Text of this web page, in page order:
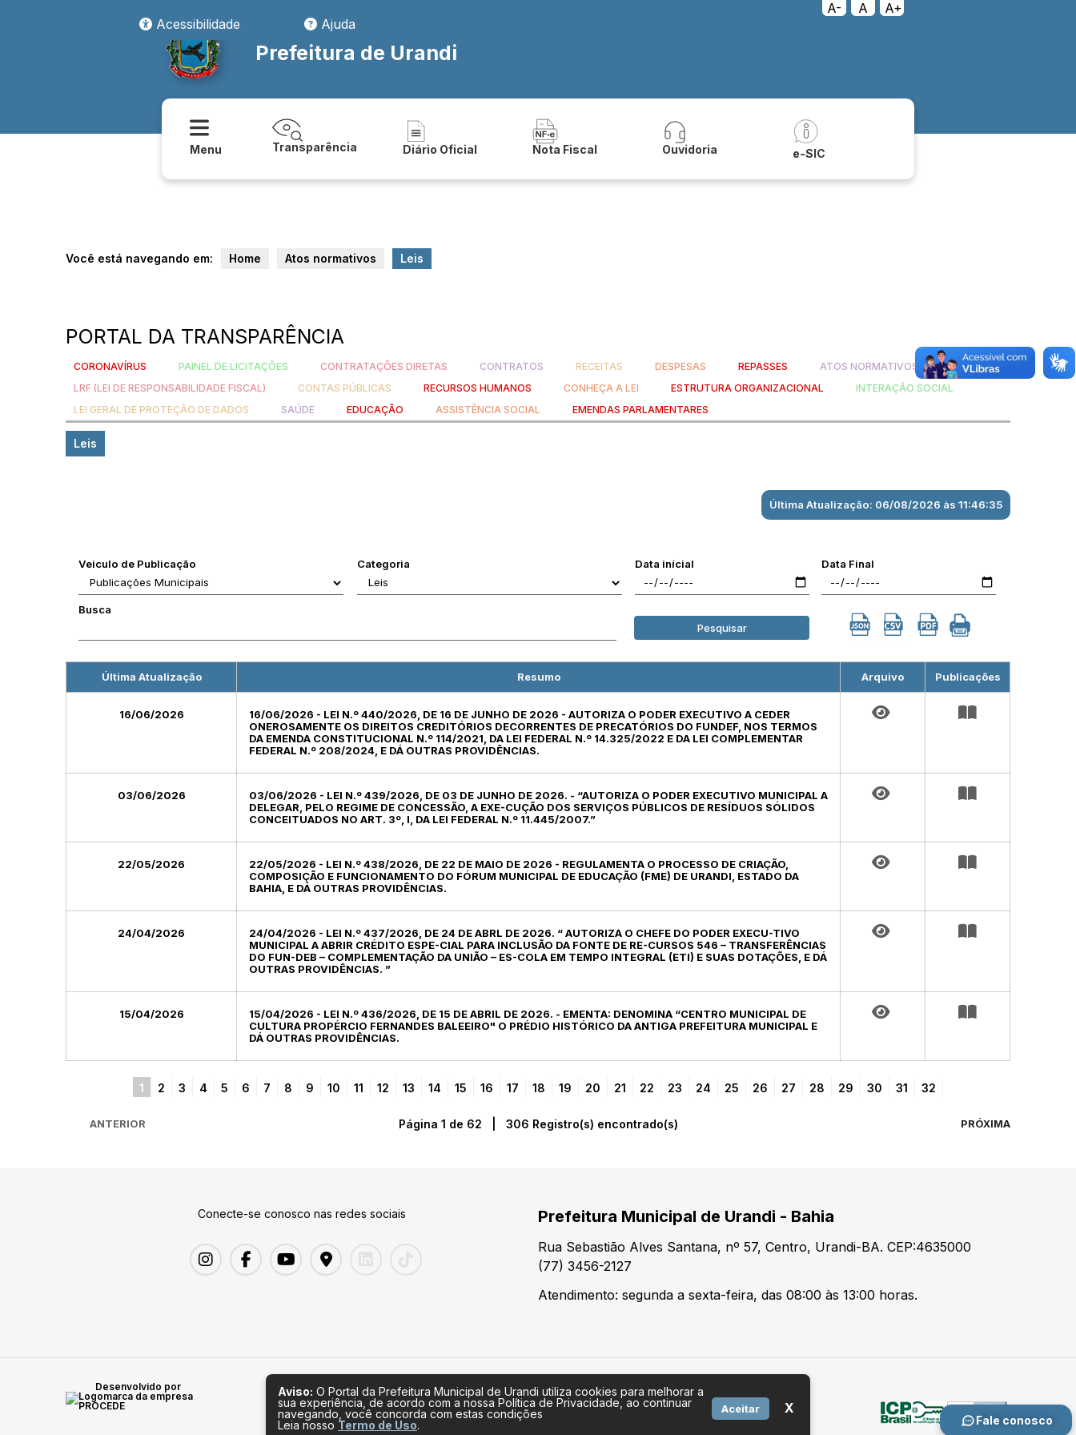
A- A
A+
Acessibilidade
Ajuda
Prefeitura de Urandi
Menu Transparência Diário Oficial Nota Fiscal Ouvidoria e-SIC
Fale conosco
Você está navegando em: Home Atos normativos Leis
PORTAL DA TRANSPARÊNCIA
CORONAVÍRUS PAINEL DE LICITAÇÕES CONTRATAÇÕES DIRETAS CONTRATOS RECEITAS DESPESAS REPASSES
ATOS NORMATIVOS
LRF (LEI DE RESPONSABILIDADE FISCAL)
CONTAS PÚBLICAS RECURSOS HUMANOS CONHEÇA A LEI ESTRUTURA ORGANIZACIONAL
INTERAÇÃO SOCIAL
LEI GERAL DE PROTEÇÃO DE DADOS
SAÚDE EDUCAÇÃO ASSISTÊNCIA SOCIAL EMENDAS PARLAMENTARES
Leis
Última Atualização: 06/08/2026 às 11:46:35
Veiculo de Publicação Categoria Data inícial Data Final
Busca
Pesquisar
Última Atualização Resumo Arquivo Publicações
16/06/2026
16/06/2026 - LEI N.º 440/2026, DE 16 DE JUNHO DE 2026 - AUTORIZA O PODER EXECUTIVO A CEDER
ONEROSAMENTE OS DIREITOS CREDITÓRIOS DECORRENTES DE PRECATÓRIOS DO FUNDEF, NOS TERMOS
DA EMENDA CONSTITUCIONAL N.º 114/2021, DA LEI FEDERAL N.º 14.325/2022 E DA LEI COMPLEMENTAR
FEDERAL N.º 208/2024, E DÁ OUTRAS PROVIDÊNCIAS.
03/06/2026
03/06/2026 - LEI N.º 439/2026, DE 03 DE JUNHO DE 2026. - “AUTORIZA O PODER EXECUTIVO MUNICIPAL A
DELEGAR, PELO REGIME DE CONCESSÃO, A EXE-CUÇÃO DOS SERVIÇOS PÚBLICOS DE RESÍDUOS SÓLIDOS
CONCEITUADOS NO ART. 3º, I, DA LEI FEDERAL N.º 11.445/2007.”
22/05/2026
22/05/2026 - LEI N.º 438/2026, DE 22 DE MAIO DE 2026 - REGULAMENTA O PROCESSO DE CRIAÇÃO,
COMPOSIÇÃO E FUNCIONAMENTO DO FÓRUM MUNICIPAL DE EDUCAÇÃO (FME) DE URANDI, ESTADO DA
BAHIA, E DÁ OUTRAS PROVIDÊNCIAS.
24/04/2026
24/04/2026 - LEI N.º 437/2026, DE 24 DE ABRL DE 2026. “ AUTORIZA O CHEFE DO PODER EXECU-TIVO
MUNICIPAL A ABRIR CRÉDITO ESPE-CIAL PARA INCLUSÃO DA FONTE DE RE-CURSOS 546 – TRANSFERÊNCIAS
DO FUN-DEB – COMPLEMENTAÇÃO DA UNIÃO – ES-COLA EM TEMPO INTEGRAL (ETI) E SUAS DOTAÇÕES, E DÁ
OUTRAS PROVIDÊNCIAS. ”
15/04/2026
15/04/2026 - LEI N.º 436/2026, DE 15 DE ABRIL DE 2026. - EMENTA: DENOMINA “CENTRO MUNICIPAL DE
CULTURA PROPÉRCIO FERNANDES BALEEIRO" O PRÉDIO HISTÓRICO DA ANTIGA PREFEITURA MUNICIPAL E
DÁ OUTRAS PROVIDÊNCIAS.
1 2 3 4 5 6 7 8 9 10 11 12 13 14 15 16 17 18 19 20 21 22 23 24 25 26 27 28 29 30 31 32
ANTERIOR Página 1 de 62 | 306 Registro(s) encontrado(s) PRÓXIMA
Conecte-se conosco nas redes sociais Prefeitura Municipal de Urandi - Bahia
Rua Sebastião Alves Santana, nº 57, Centro, Urandi-BA. CEP:4635000
(77) 3456-2127
Atendimento: segunda a sexta-feira, das 08:00 às 13:00 horas.
Desenvolvido por Aviso: O Portal da Prefeitura Municipal de Urandi utiliza cookies para melhorar a
sua experiência, de acordo com a nossa Política de Privacidade, ao continuar
navegando, você concorda com estas condições
Leia nosso Termo de Uso.
Aceitar X